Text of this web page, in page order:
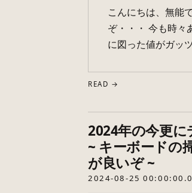
こんにちは、無能
ぞ・・・ 今も時々
に図った値がガッ
READ →
2024年の今更
~ キーボードの
が良いぞ ~
2024-08-25